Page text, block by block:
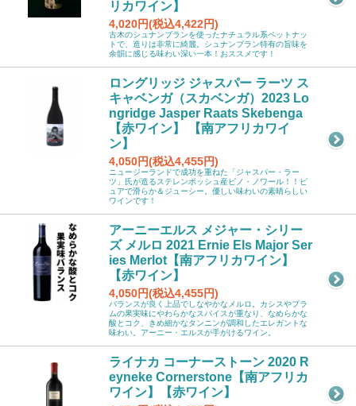
リカワイン】
4,020円(税込4,422円)
古木のシュナンブランを使ったナチュラル系ペットナッ
トで、造りは非常に綺麗。シュナンブラン特有の旨味を
余韻に感じる味わい深い一本！おススメです！
ロングリッジ ジャスパー ラーツ ス
キャベンガ（スカベンガ）2023 Lo
ngridge Jasper Raats Skebenga
【赤ワイン】 【南アフリカワイ
ン】
4,050円(税込4,455円)
ニュージーランドで成功を重ねた「ジャスパー・ラー
ツ」氏が造るステレンボッシュ産ピノ・ノワール！！ピ
ュアで滑らか＆ジューシー。優しい味わいの素晴らしい
ワインです！
アーニーエルス メジャー・シリー
ズ メルロ 2021 Ernie Els Major Ser
ies Merlot【南アフリカワイン】
【赤ワイン】
4,050円(税込4,455円)
バランスが良く上品でしなやかなメルロ。カシスやプラ
ムの果実味にやわらかなスパイスが重なり、なめらかな
酸とコク、きめ細かなタンニンが調和したエレガントな
味わい。アーニー・エルスが手がけるワイン。
ライナカ コーナーストーン 2020 R
eyneke Cornerstone【南アフリカ
ワイン】【赤ワイン】